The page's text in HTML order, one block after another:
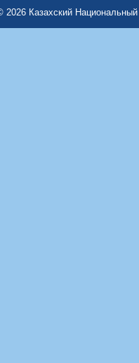
2026 Казахский